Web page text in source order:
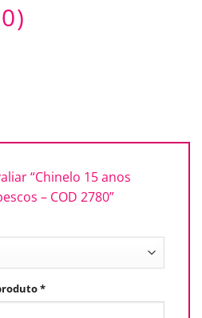
“Chinelo 15 anos
– COD 2780”
*